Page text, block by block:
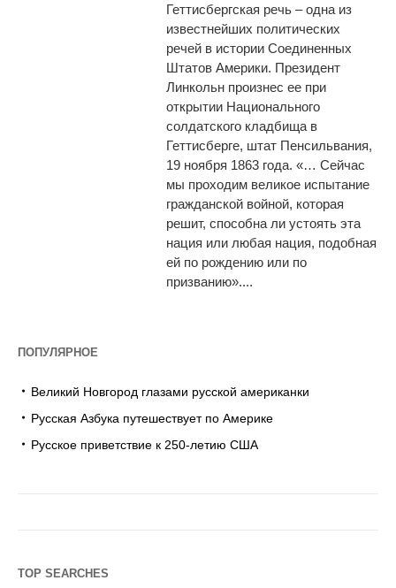
Геттисбергская речь – одна из
известнейших политических
речей в истории Соединенных
Штатов Америки. Президент
Линкольн произнес ее при
открытии Национального
солдатского кладбища в
Геттисберге, штат Пенсильвания,
19 ноября 1863 года. «… Сейчас
мы проходим великое испытание
гражданской войной, которая
решит, способна ли устоять эта
нация или любая нация, подобная
ей по рождению или по
призванию»....
ПОПУЛЯРНОЕ
Великий Новгород глазами русской американки
Русская Азбука путешествует по Америке
Русское приветствие к 250-летию США
TOP SEARCHES